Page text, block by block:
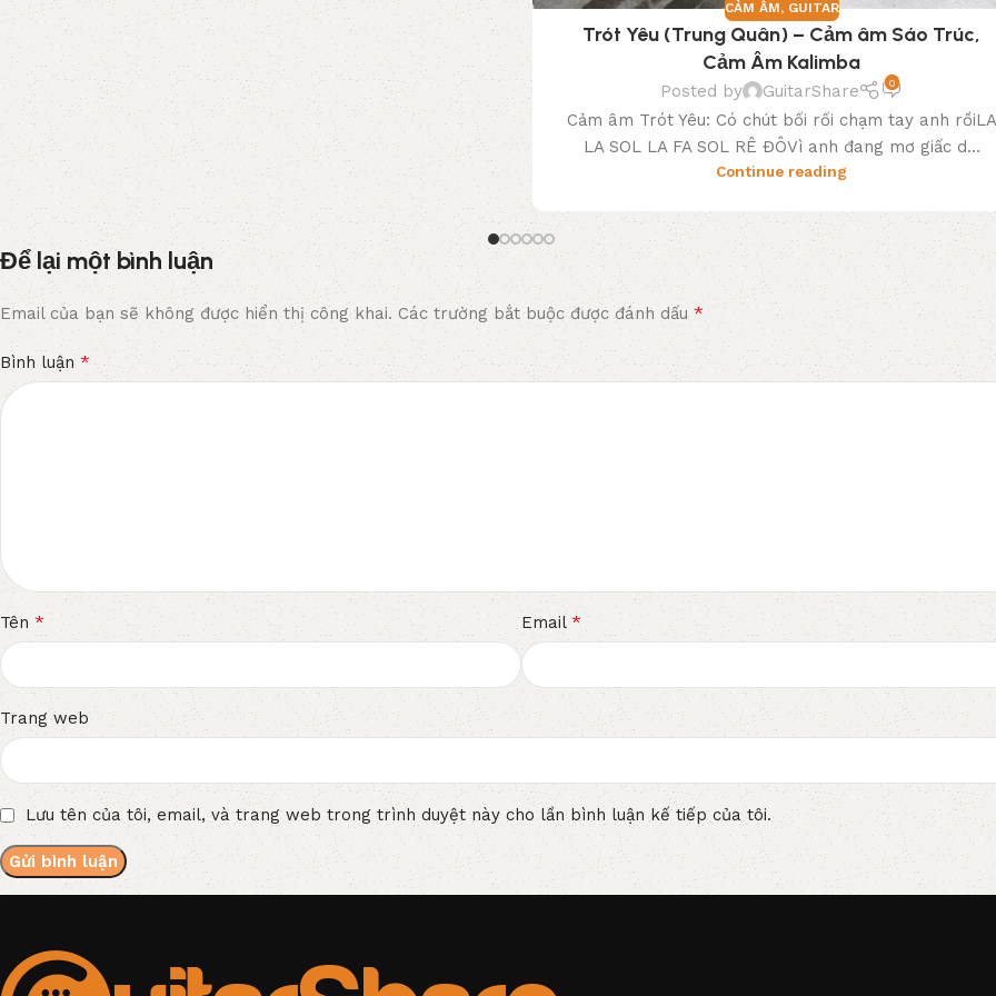
CẢM ÂM, GUITAR
Trót Yêu (Trung Quân) – Cảm âm Sáo Trúc,
Cảm Âm Kalimba
Posted by GuitarShare 0
Cảm âm Trót Yêu: Có chút bối rối chạm tay anh rồiLA
LA SOL LA FA SOL RÊ ĐÔVì anh đang mơ giấc d...
Continue reading
Để lại một bình luận
Email của bạn sẽ không được hiển thị công khai. Các trường bắt buộc được đánh dấu *
Bình luận*
Tên * Email *
Trang web
Lưu tên của tôi, email, và trang web trong trình duyệt này cho lần bình luận kế tiếp của tôi.